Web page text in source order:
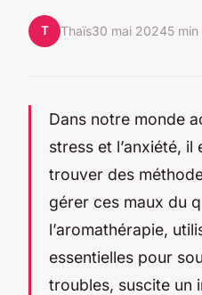
T Thaïs30 mai 20245
Dans notre monde
stress et l’anxiété,
trouver des
gérer ces maux du
l’aromathérapie,
essentielles pour
troubles, suscite un